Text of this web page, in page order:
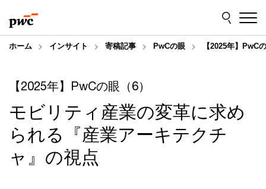
to
content
to
footer
ホーム インサイト 寄稿記事 PwCの眼 【2025年】PwC
【2025年】PwCの眼（6）
モビリティ産業の変革に求め
られる『産業アーキテクチ
ャ』の視点